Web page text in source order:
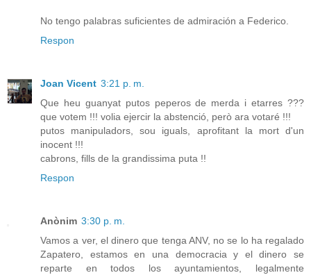
No tengo palabras suficientes de admiración a Federico.
Respon
Joan Vicent 3:21 p. m.
Que heu guanyat putos peperos de merda i etarres ???
que votem !!! volia ejercir la abstenció, però ara votaré !!!
putos manipuladors, sou iguals, aprofitant la mort d'un
inocent !!!
cabrons, fills de la grandissima puta !!
Respon
Anònim 3:30 p. m.
Vamos a ver, el dinero que tenga ANV, no se lo ha regalado
Zapatero, estamos en una democracia y el dinero se
reparte en todos los ayuntamientos, legalmente